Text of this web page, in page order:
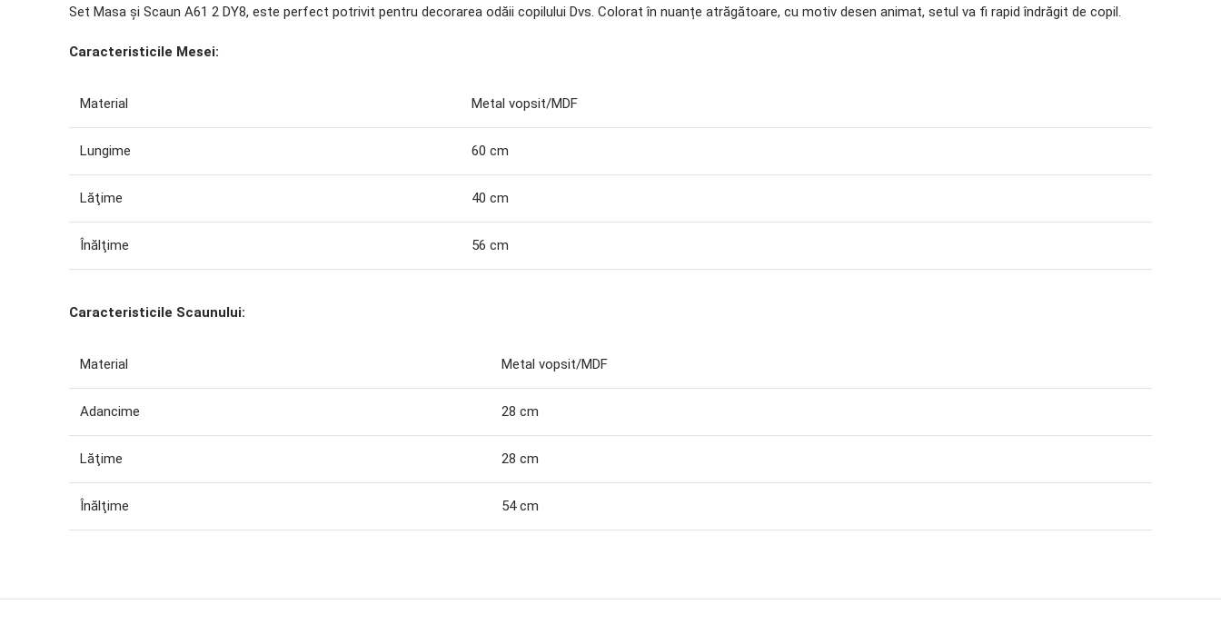
Set Masa și Scaun A61 2 DY8, este perfect potrivit pentru decorarea odăii copilului Dvs. Colorat în nuanțe atrăgătoare, cu motiv desen animat, setul va fi rapid îndrăgit de copil.
Сaracteristicile Mesei:
Material Metal vopsit/MDF
Lungime 60 cm
Lăţime 40 cm
Înălţime 56 cm
Сaracteristicile Scaunului:
Material Metal vopsit/MDF
Adancime 28 cm
Lăţime 28 cm
Înălţime 54 cm